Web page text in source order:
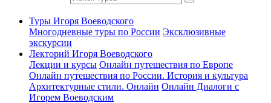
Туры Игоря Воеводского
Многодневные туры по России Эксклюзивные
экскурсии
Лекторий Игоря Воеводского
Лекции и курсы Онлайн путешествия по Европе
Онлайн путешествия по России. История и культура
Архитектурные стили. Онлайн Онлайн Диалоги с
Игорем Воеводским